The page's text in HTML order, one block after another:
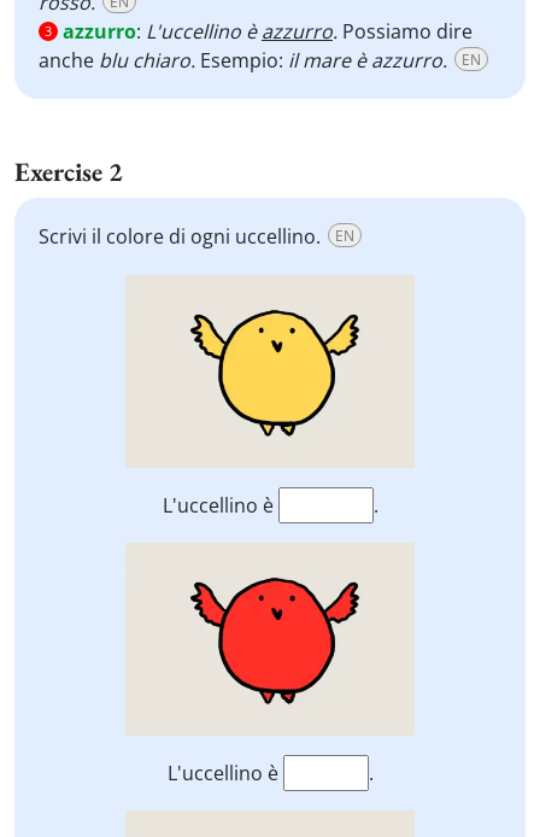
3 azzurro: L'uccellino èazzurro. Possiamo dire
anche blu chiaro. Esempio: il mare è azzurro. EN
Exercise 2
Scrivi il colore di ogni uccellino. EN
L'uccellino è .
L'uccellino è .